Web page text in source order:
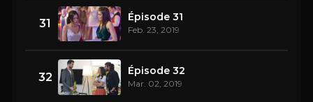
31 Épisode 31
Feb. 23, 2019
32 Épisode 32
Mar. 02, 2019